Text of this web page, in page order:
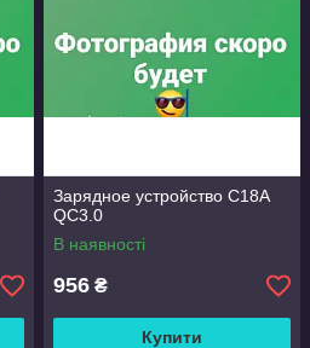
Зарядное устройство C18A
QC3.0
В наявності
956 ₴
Купити